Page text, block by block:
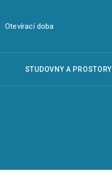
Otevírací doba
STUDOVNY A PROSTORY